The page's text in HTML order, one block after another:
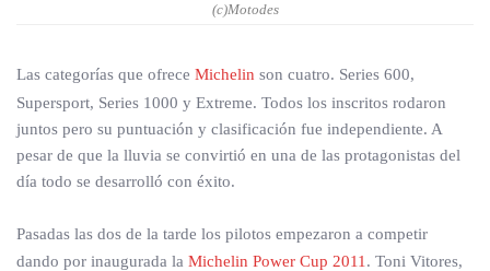
(c)Motodes
Las categorías que ofrece Michelin son cuatro. Series 600,
Supersport, Series 1000 y Extreme. Todos los inscritos rodaron
juntos pero su puntuación y clasificación fue independiente. A
pesar de que la lluvia se convirtió en una de las protagonistas del
día todo se desarrolló con éxito.
Pasadas las dos de la tarde los pilotos empezaron a competir
dando por inaugurada la Michelin Power Cup 2011 . Toni Vitores,